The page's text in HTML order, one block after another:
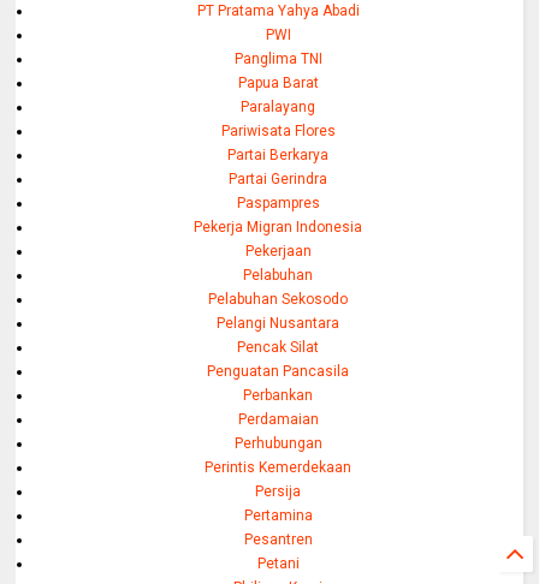
PT Pratama Yahya Abadi
PWI
Panglima TNI
Papua Barat
Paralayang
Pariwisata Flores
Partai Berkarya
Partai Gerindra
Paspampres
Pekerja Migran Indonesia
Pekerjaan
Pelabuhan
Pelabuhan Sekosodo
Pelangi Nusantara
Pencak Silat
Penguatan Pancasila
Perbankan
Perdamaian
Perhubungan
Perintis Kemerdekaan
Persija
Pertamina
Pesantren
Petani